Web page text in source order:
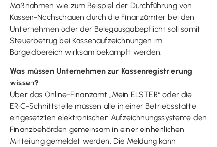
Maßnahmen wie zum Beispiel der Durchführung von
Kassen-Nachschauen durch die Finanzämter bei den
Unternehmen oder der Belegausgabepflicht soll somit
Steuerbetrug bei Kassenaufzeichnungen im
Bargeldbereich wirksam bekämpft werden.
Was müssen Unternehmen zur Kassenregistrierung
wissen?
Über das Online-Finanzamt „Mein ELSTER“ oder die
ERiC-Schnittstelle müssen alle in einer Betriebsstätte
eingesetzten elektronischen Aufzeichnungssysteme den
Finanzbehörden gemeinsam in einer einheitlichen
Mitteilung gemeldet werden. Die Meldung kann